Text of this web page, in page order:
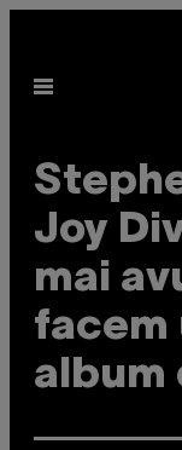
content
Open
Joy
mai
facem
album